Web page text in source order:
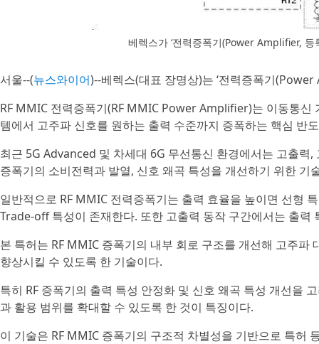
베렉스가 ‘전력증폭기(Power Amplifier,
서울--(뉴스와이어)--베렉스(대표 장명상)는 ‘전력증폭기
RF MMIC 전력증폭기(RF MMIC Power Amplifier)는 이동통신
템에서 고주파 신호를 원하는 출력 수준까지 증폭하는 핵심 반
최근 5G Advanced 및 차세대 6G 무선통신 환경에서는 고출력
증폭기의 소비전력과 발열, 신호 왜곡 특성을 개선하기 위한 기
일반적으로 RF MMIC 전력증폭기는 출력 효율을 높이면 선형
Trade-off 특성이 존재한다. 또한 고출력 동작 구간에서는 출력
본 특허는 RF MMIC 증폭기의 내부 회로 구조를 개선해 고주
향상시킬 수 있도록 한 기술이다.
특히 RF 증폭기의 출력 특성 안정화 및 신호 왜곡 특성 개선을
과 활용 범위를 확대할 수 있도록 한 것이 특징이다.
이 기술은 RF MMIC 증폭기의 구조적 차별성을 기반으로 특허